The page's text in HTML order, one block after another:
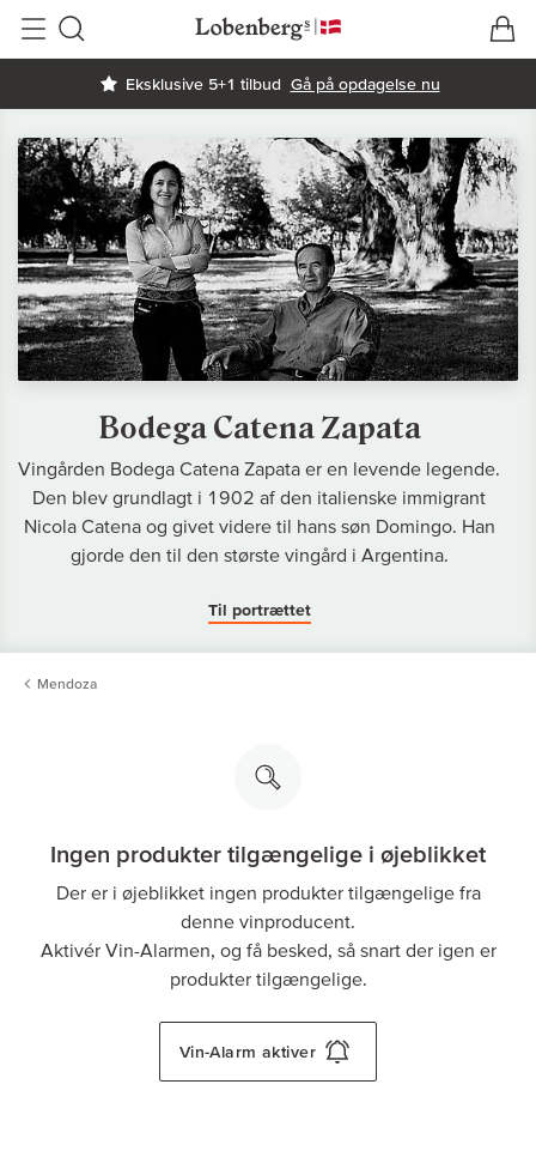
Eksklusive 5+1 tilbud Gå på opdagelse nu
Søg
Bodega Catena Zapata
Vingården Bodega Catena Zapata er en levende legende.
Den blev grundlagt i 1902 af den italienske immigrant
Nicola Catena og givet videre til hans søn Domingo. Han
gjorde den til den største vingård i Argentina.
Til portrættet
Mendoza
Ingen produkter tilgængelige i øjeblikket
Der er i øjeblikket ingen produkter tilgængelige fra
denne vinproducent.
Aktivér Vin-Alarmen, og få besked, så snart der igen er
produkter tilgængelige.
Vin-Alarm aktiver